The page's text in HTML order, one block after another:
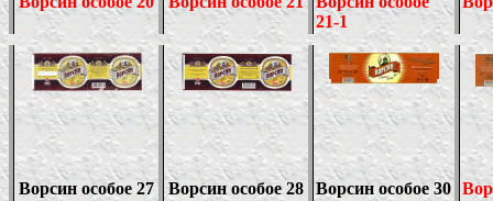
21-1
Ворсин особое 27 Ворсин особое 28 Ворсин особое 30